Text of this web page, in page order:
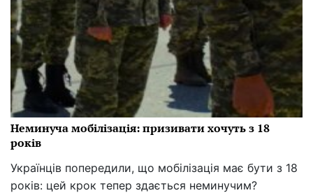
Неминуча мобілізація: призивати хочуть з 18
років
Українців попередили, що мобілізація має бути з 18
років: цей крок тепер здається неминучим?